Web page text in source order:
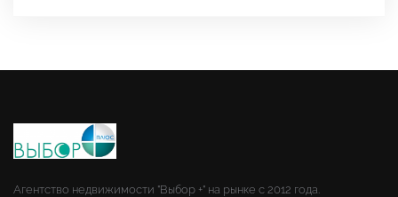
Агентство недвижимости "Выбор +" на рынке с 2012 года.